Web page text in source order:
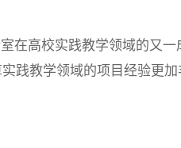
在高校实践教学领域的又
践教学领域的项目经验更加